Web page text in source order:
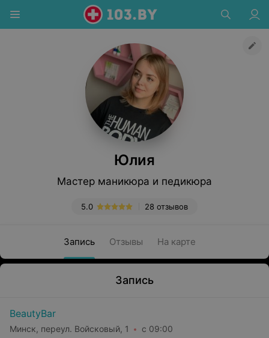
Юлия
Мастер маникюра и педикюра
28 отзывов
5.0
Запись Отзывы На карте
Запись
BeautyBar
Минск, переул. Войсковый, 1 с 09:00